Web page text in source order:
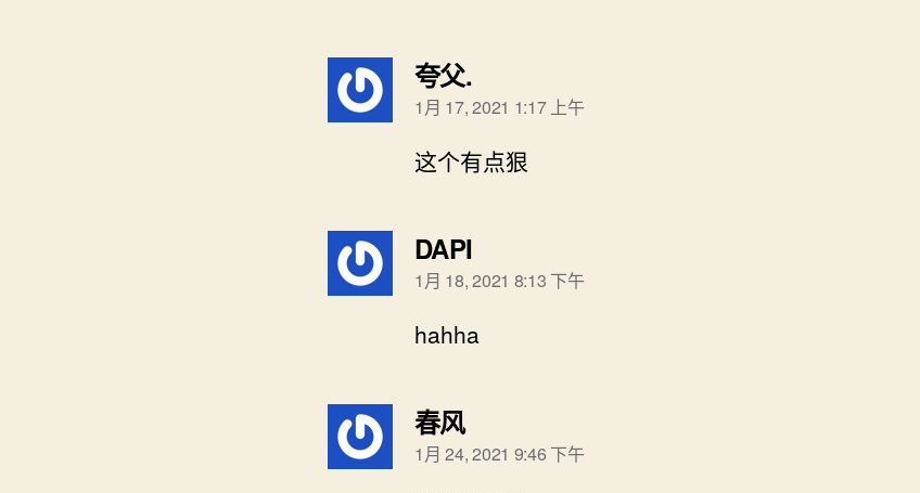
夸父.说：
1月 17, 2021 1:17 上午
这个有点狠
DAPI说：
1月 18, 2021 8:13 下午
hahha
春风说：
1月 24, 2021 9:46 下午